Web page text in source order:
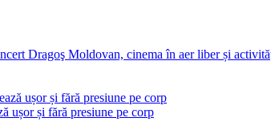
Dragoş Moldovan, cinema în aer liber și
ușor și fără presiune pe corp